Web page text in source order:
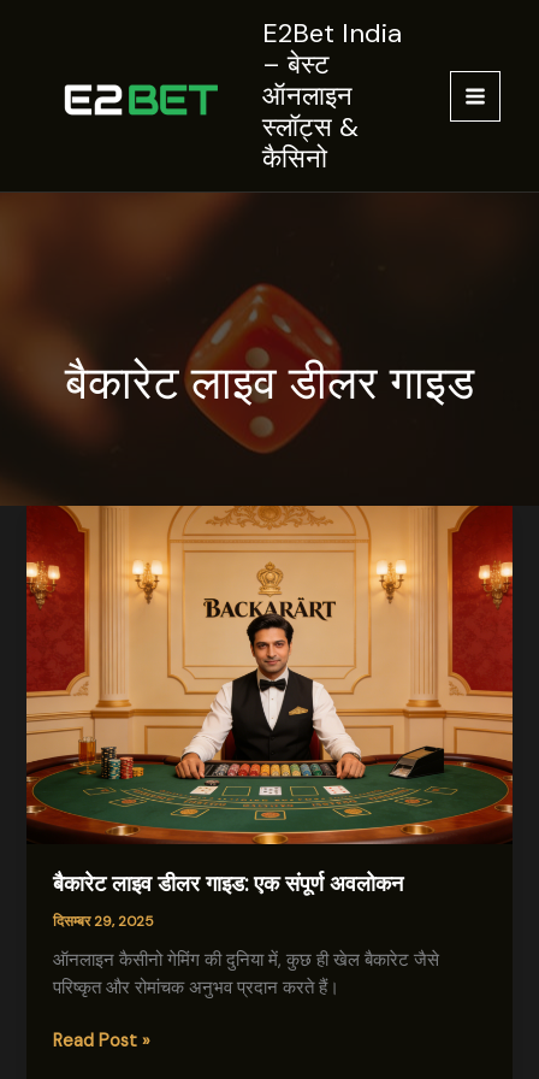
E2Bet India
– बेस्ट
ऑनलाइन
स्लॉट्स &
कैसिनो
MAIN
बैकारेट लाइव डीलर गाइड
बैकारेट लाइव डीलर गाइड: एक संपूर्ण अवलोकन
दिसम्बर 29, 2025
ऑनलाइन कैसीनो गेमिंग की दुनिया में, कुछ ही खेल बैकारेट जैसे
परिष्कृत और रोमांचक अनुभव प्रदान करते हैं।
बैकारेट
Read Post »